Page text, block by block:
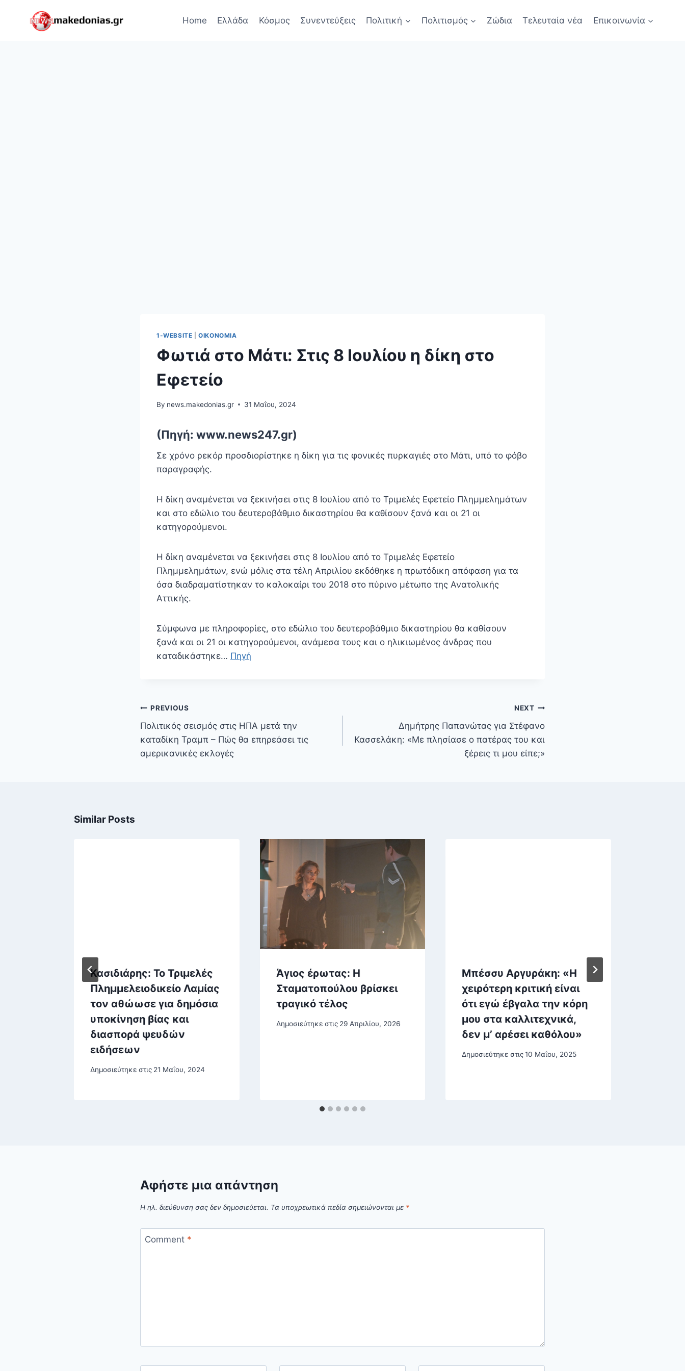
Home Ελλάδα Κόσμος Συνεντεύξεις Πολιτική Πολιτισμός Ζώδια Τελευταία νέα Επικοινωνία
1-WEBSITE |ΟΙΚΟΝΟΜΊΑ
Φωτιά στο Μάτι: Στις 8 Ιουλίου η δίκη στο
Εφετείο
By news.makedonias.gr 31 Μαΐου, 2024
(Πηγή: www.news247.gr)
Σε χρόνο ρεκόρ προσδιορίστηκε η δίκη για τις φονικές πυρκαγιές στο Μάτι, υπό το φόβο
παραγραφής.
Η δίκη αναμένεται να ξεκινήσει στις 8 Ιουλίου από το Τριμελές Εφετείο Πλημμελημάτων
και στο εδώλιο του δευτεροβάθμιο δικαστηρίου θα καθίσουν ξανά και οι 21 οι
κατηγορούμενοι.
Η δίκη αναμένεται να ξεκινήσει στις 8 Ιουλίου από το Τριμελές Εφετείο
Πλημμελημάτων, ενώ μόλις στα τέλη Απριλίου εκδόθηκε η πρωτόδικη απόφαση για τα
όσα διαδραματίστηκαν το καλοκαίρι του 2018 στο πύρινο μέτωπο της Ανατολικής
Αττικής.
Σύμφωνα με πληροφορίες, στο εδώλιο του δευτεροβάθμιο δικαστηρίου θα καθίσουν
ξανά και οι 21 οι κατηγορούμενοι, ανάμεσα τους και ο ηλικιωμένος άνδρας που
καταδικάστηκε… Πηγή
Πλοήγηση
άρθρων
PREVIOUS
Πολιτικός σεισμός στις ΗΠΑ μετά την
καταδίκη Τραμπ – Πώς θα επηρεάσει τις
αμερικανικές εκλογές
NEXT
Δημήτρης Παπανώτας για Στέφανο
Κασσελάκη: «Με πλησίασε ο πατέρας του και
ξέρεις τι μου είπε;»
Similar Posts
Κασιδιάρης: Το Τριμελές
Πλημμελειοδικείο Λαμίας
τον αθώωσε για δημόσια
υποκίνηση βίας και
διασπορά ψευδών
ειδήσεων
Δημοσιεύτηκε στις 21 Μαΐου, 2024
Άγιος έρωτας: Η
Σταματοπούλου βρίσκει
τραγικό τέλος
Δημοσιεύτηκε στις 29 Απριλίου, 2026
Μπέσσυ Αργυράκη: «Η
χειρότερη κριτική είναι
ότι εγώ έβγαλα την κόρη
μου στα καλλιτεχνικά,
δεν μ’ αρέσει καθόλου»
Δημοσιεύτηκε στις 10 Μαΐου, 2025
Αφήστε μια απάντηση
Η ηλ. διεύθυνση σας δεν δημοσιεύεται. Τα υποχρεωτικά πεδία σημειώνονται με *
Comment *